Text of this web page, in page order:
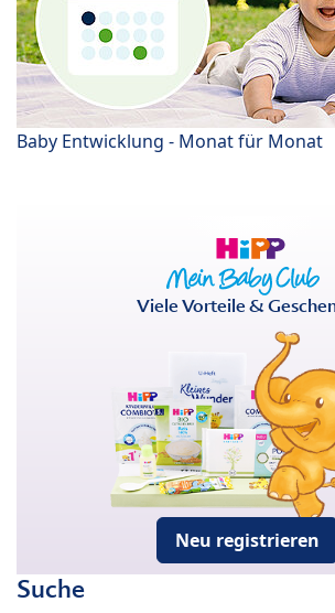
Baby Entwicklung - Monat für Monat
Viele Vorteile &
Neu registrieren
Suche